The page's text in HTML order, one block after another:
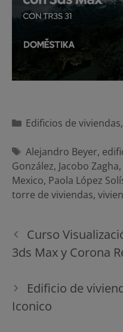
Categorías
Edificios de viviendas,
Etiquetas
Alejandro Beyer,
González, Jacobo Zagha,
Mexico, Paola López
torre de viviendas,
Navegación
de
entradas
Curso
3ds Max y Corona
Edificio de
Iconico